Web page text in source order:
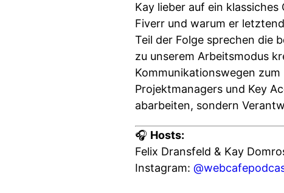
Kay lieber auf ein
Fiverr und warum er
Teil der Folge sprechen die
zu unserem Arbeitsmodus
Kommunikationswegen
Projektmanagers und Key
abarbeiten, sondern
🎧 Hosts:
Felix Dransfeld & Kay
Instagram: